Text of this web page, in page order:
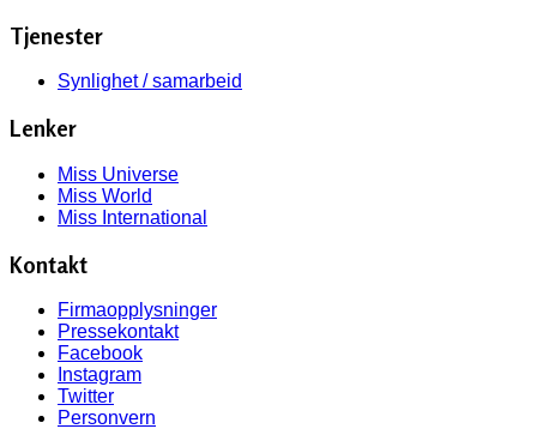
Tjenester
Synlighet / samarbeid
Lenker
Miss Universe
Miss World
Miss International
Kontakt
Firmaopplysninger
Pressekontakt
Facebook
Instagram
Twitter
Personvern